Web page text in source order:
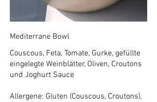
Mediterrane Bowl
Couscous, Feta, Tomate, Gurke, gefüllte
eingelegte Weinblätter, Oliven, Croutons
und Joghurt Sauce
Allergene: Gluten (Couscous, Croutons),